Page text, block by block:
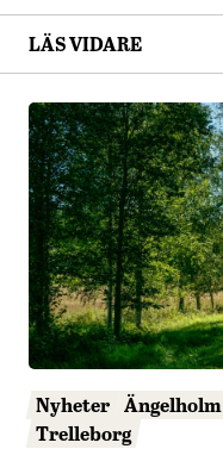
LÄS VIDARE
Nyheter Ängelholm
Trelleborg